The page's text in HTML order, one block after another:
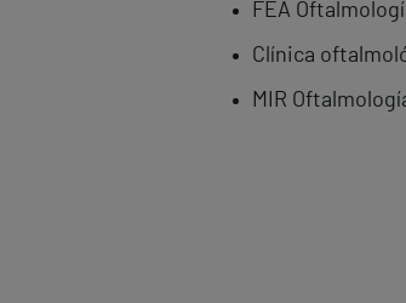
FEA
Clínica
MIR